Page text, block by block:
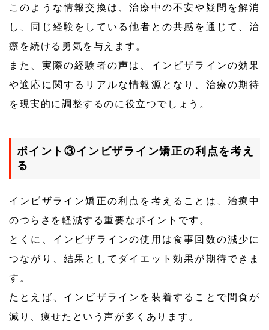
このような情報交換は、治療中の不安や疑問を解消
し、同じ経験をしている他者との共感を通じて、治
療を続ける勇気を与えます。
また、実際の経験者の声は、インビザラインの効果
や適応に関するリアルな情報源となり、治療の期待
を現実的に調整するのに役立つでしょう。
ポイント③インビザライン矯正の利点を考え
る
インビザライン矯正の利点を考えることは、治療中
のつらさを軽減する重要なポイントです。
とくに、インビザラインの使用は食事回数の減少に
つながり、結果としてダイエット効果が期待できま
す。
たとえば、インビザラインを装着することで間食が
減り、痩せたという声が多くあります。